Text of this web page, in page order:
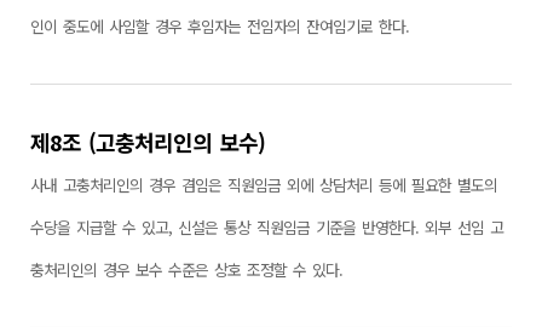
인이 중도에 사임할 경우 후임자는 전임자의 잔여임기로 한다.
제8조 (고충처리인의 보수)
사내 고충처리인의 경우 겸임은 직원임금 외에 상담처리 등에 필요한 별도의
수당을 지급할 수 있고, 신설은 통상 직원임금 기준을 반영한다. 외부 선임 고
충처리인의 경우 보수 수준은 상호 조정할 수 있다.